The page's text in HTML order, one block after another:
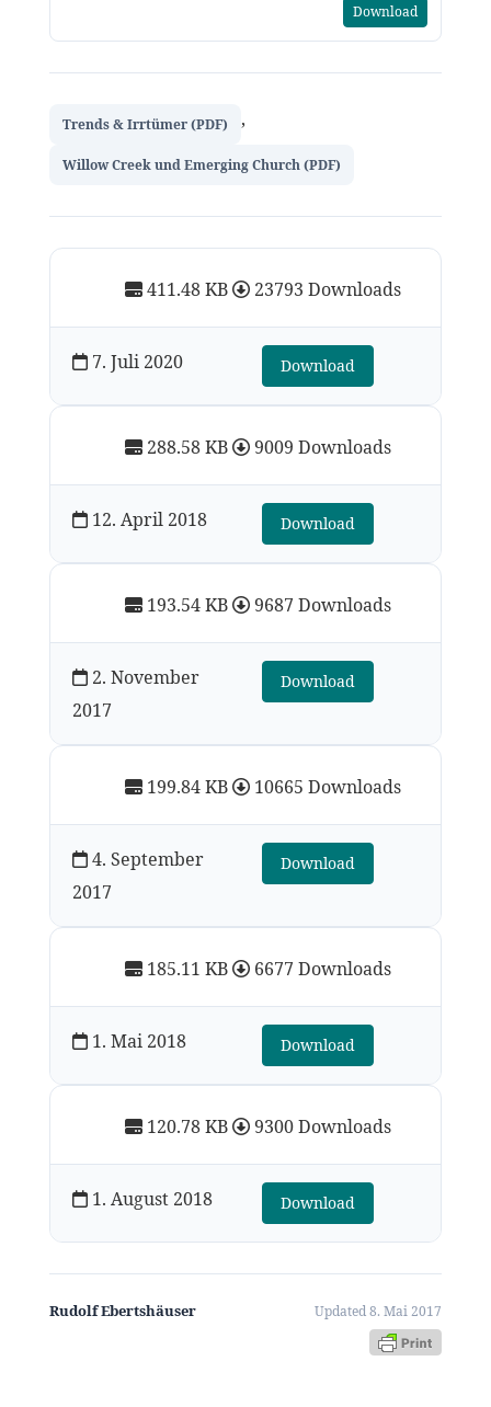
Download
Trends & Irrtümer (PDF) ,
Willow Creek und Emerging Church (PDF)
411.48 KB 23793 Downloads
7. Juli 2020 Download
120.78 KB 9300 Downloads
1. August 2018 Download
185.11 KB 6677 Downloads
1. Mai 2018 Download
288.58 KB 9009 Downloads
12. April 2018 Download
193.54 KB 9687 Downloads
2. November
2017
Download
199.84 KB 10665 Downloads
4. September
2017
Download
Rudolf Ebertshäuser Updated 8. Mai 2017